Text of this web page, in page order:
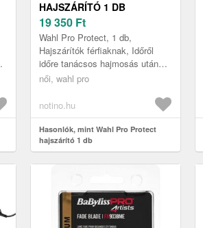
HAJSZÁRÍTÓ 1 DB
19 350 Ft
Wahl Pro Protect, 1 db,
Hajszárítók férfiaknak, Időről
időre tanácsos hajmosás után
hagyni a hajat levegőn
van lehe...
női, wahl pro
notino.hu
Hasonlók, mint Wahl Pro Protect
hajszárító 1 db